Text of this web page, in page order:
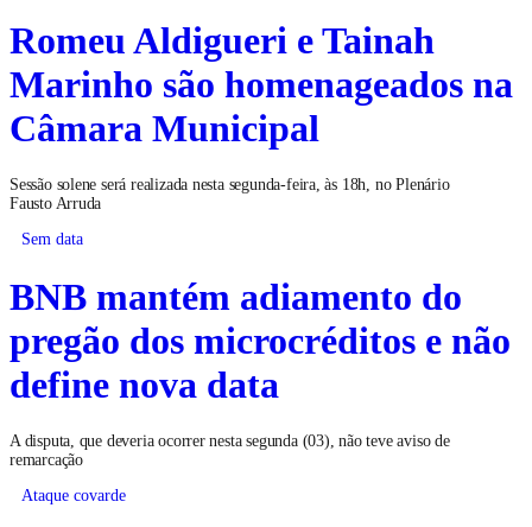
Romeu Aldigueri e Tainah
Marinho são homenageados na
Câmara Municipal
Sessão solene será realizada nesta segunda-feira, às 18h, no Plenário
Fausto Arruda
Sem data
BNB mantém adiamento do
pregão dos microcréditos e não
define nova data
A disputa, que deveria ocorrer nesta segunda (03), não teve aviso de
remarcação
Ataque covarde